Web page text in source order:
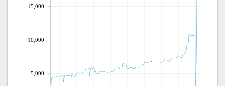
5,000
10,000
15,000